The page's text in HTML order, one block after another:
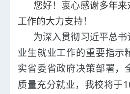
您好！衷心感谢多年
工作的大力支持！
为深入贯彻习近平总
业生就业工作的重要指示
实省委省政府决策部署，
质量充分就业， 我校将于